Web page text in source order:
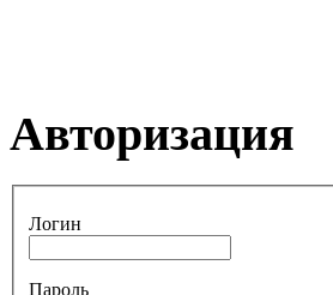
Авторизация
Логин
Пароль